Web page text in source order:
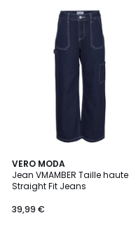
VERO MODA
Jean VMAMBER Taille haute
Straight Fit Jeans
39,99 €